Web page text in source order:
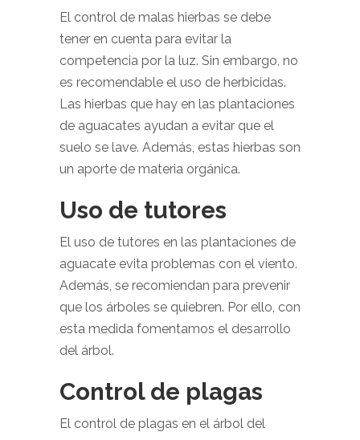
El control de malas hierbas se debe
tener en cuenta para evitar la
competencia por la luz. Sin embargo, no
es recomendable el uso de herbicidas.
Las hierbas que hay en las plantaciones
de aguacates ayudan a evitar que el
suelo se lave. Además, estas hierbas son
un aporte de materia orgánica.
Uso de tutores
El uso de tutores en las plantaciones de
aguacate evita problemas con el viento.
Además, se recomiendan para prevenir
que los árboles se quiebren. Por ello, con
esta medida fomentamos el desarrollo
del árbol.
Control de plagas
El control de plagas en el árbol del